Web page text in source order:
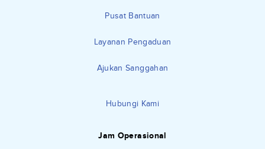
Pusat Bantuan
Layanan Pengaduan
Ajukan Sanggahan
Hubungi Kami
Jam Operasional